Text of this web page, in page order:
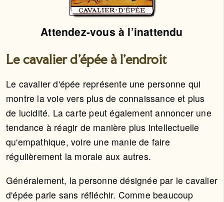
Attendez-vous à l’inattendu
Le cavalier d'épée à l'endroit
Le cavalier d'épée représente une personne qui
montre la voie vers plus de connaissance et plus
de lucidité. La carte peut également annoncer une
tendance à réagir de manière plus intellectuelle
qu'empathique, voire une manie de faire
régulièrement la morale aux autres.
Généralement, la personne désignée par le cavalier
d'épée parle sans réfléchir. Comme beaucoup